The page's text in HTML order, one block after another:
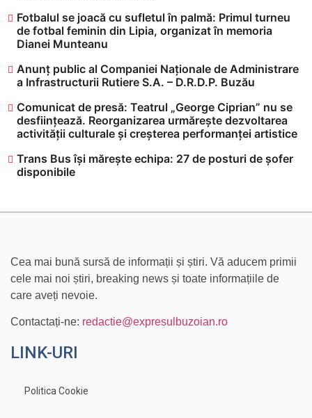
​Fotbalul se joacă cu sufletul în palmă: Primul turneu
de fotbal feminin din Lipia, organizat în memoria
Dianei Munteanu
Anunț public al Companiei Naționale de Administrare
a Infrastructurii Rutiere S.A. – D.R.D.P. Buzău
Comunicat de presă: Teatrul „George Ciprian” nu se
desființează. Reorganizarea urmărește dezvoltarea
activității culturale și creșterea performanței artistice
Trans Bus își mărește echipa: 27 de posturi de șofer
disponibile
Cea mai bună sursă de informații și știri. Vă aducem primii
cele mai noi știri, breaking news și toate informațiile de
care aveți nevoie.
Contactați-ne: redactie@expresulbuzoian.ro
LINK-URI
Politica Cookie